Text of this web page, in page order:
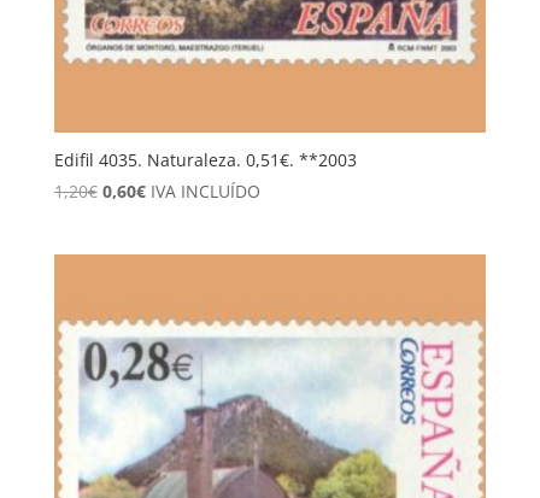
Edifil 4035. Naturaleza. 0,51€. **2003
1,20€ El
0,60€ElIVA INCLUÍDO